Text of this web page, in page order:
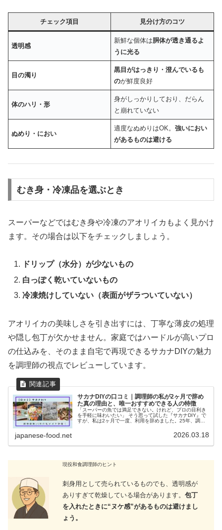
チェック項目 見分け方のコツ
透明感
新鮮な個体は胴体が透き通るよ
うに光る
目の濁り
黒目がはっきり・澄んでいるも
のが鮮度良好
体のハリ・形
身がしっかりしており、だらん
と崩れていない
ぬめり・におい
適度なぬめりはOK。強いにおい
があるものは避ける
むき身・冷凍品を選ぶとき
スーパーなどではむき身や冷凍のアオリイカもよく見かけ
ます。その場合は以下をチェックしましょう。
ドリップ（水分）が少ないもの
白っぽく乾いていないもの
冷凍焼けしていない（表面がザラついていない）
アオリイカの美味しさを引き出すには、丁寧な薄皮の処理
や隠し包丁が欠かせません。家庭ではハードルが高いプロ
の仕込みを、そのまま自宅で再現できるサカナDIYの魅力
を調理師の視点でレビューしています。
サカナDIYの口コミ｜調理師の私が2ヶ月で辞め
た真の理由と、唯一おすすめできる人の特徴
「スーパーの魚では満足できない。けれど、プロの目利き
を手軽に味わいたい」 そう思って試した『サカナDIY』で
すが、私は2ヶ月で一度、利用を辞めました。25年、調理
japanese-food.net 2026.03.18
現役和食調理師のヒント
刺身用として売られているものでも、透明感が
ありすぎて乾燥している場合があります。 包丁
を入れたときに“ヌケ感”があるものは避けまし
ょう。